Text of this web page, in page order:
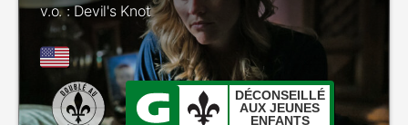
v.o. : Devil's Knot
DÉCONSEILLÉ
AUX JEUNES
ENFANTS